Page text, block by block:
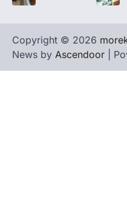
Copyright © 2026
News by Ascendoor |